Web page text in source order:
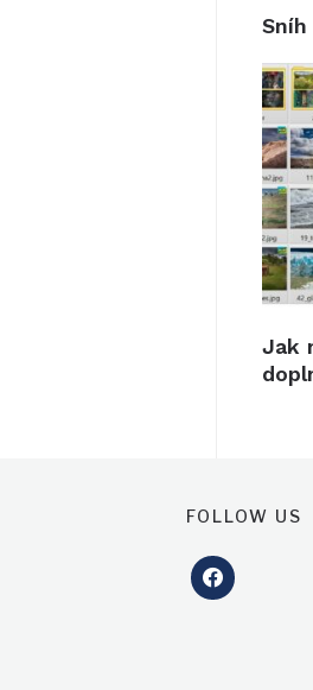
Jak
FOLLOW US
facebook